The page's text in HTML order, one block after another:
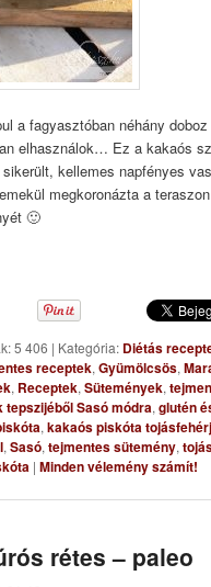
a fagyasztóban néhány
elhasználok… Ez a kakaós
kellemes napfényes
megkoronázta a
🙂
5 406 | Kategória: Diétás
receptek,Gyümölcsös,
, Receptek,Sütemények,
tepszijéből Sasó módra,glutén
,kakaós piskóta
,Sasó,tejmentes sütemény,
|Minden vélemény számít!
rétes – paleo